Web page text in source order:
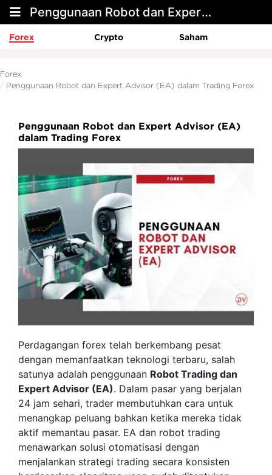
Penggunaan Robot dan Expert Advisor (EA) dalam Trading Forex
Forex Crypto Saham
Forex
Penggunaan Robot dan Expert Advisor (EA) dalam Trading Forex
Penggunaan Robot dan Expert Advisor (EA)
dalam Trading Forex
Perdagangan forex telah berkembang pesat
dengan memanfaatkan teknologi terbaru, salah
satunya adalah penggunaan Robot Trading dan
Expert Advisor (EA). Dalam pasar yang berjalan
24 jam sehari, trader membutuhkan cara untuk
menangkap peluang bahkan ketika mereka tidak
aktif memantau pasar. EA dan robot trading
menawarkan solusi otomatisasi dengan
menjalankan strategi trading secara konsisten